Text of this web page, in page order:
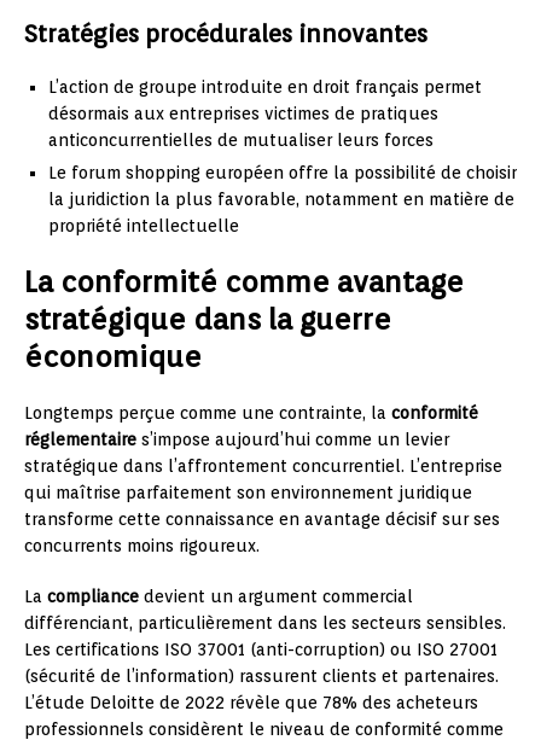
Stratégies procédurales innovantes
L’action de groupe introduite en droit français permet
désormais aux entreprises victimes de pratiques
anticoncurrentielles de mutualiser leurs forces
Le forum shopping européen offre la possibilité de choisir
la juridiction la plus favorable, notamment en matière de
propriété intellectuelle
La conformité comme avantage
stratégique dans la guerre
économique
Longtemps perçue comme une contrainte, la conformité
réglementaire s’impose aujourd’hui comme un levier
stratégique dans l’affrontement concurrentiel. L’entreprise
qui maîtrise parfaitement son environnement juridique
transforme cette connaissance en avantage décisif sur ses
concurrents moins rigoureux.
La compliance devient un argument commercial
différenciant, particulièrement dans les secteurs sensibles.
Les certifications ISO 37001 (anti-corruption) ou ISO 27001
(sécurité de l’information) rassurent clients et partenaires.
L’étude Deloitte de 2022 révèle que 78% des acheteurs
professionnels considèrent le niveau de conformité comme